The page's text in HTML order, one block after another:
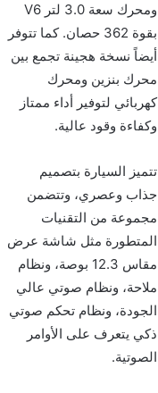
ومحرك سعة 3.0 لتر V6
بقوة 362 حصان. كما تتوفر
أيضاً نسخة هجينة تجمع بين
محرك بنزين ومحرك
كهربائي لتوفير أداء ممتاز
وكفاءة وقود عالية.
تتميز السيارة بتصميم
جذاب وعصري، وتتضمن
مجموعة من التقنيات
المتطورة مثل شاشة عرض
مقاس 12.3 بوصة، ونظام
ملاحة، ونظام صوتي عالي
الجودة، ونظام تحكم صوتي
ذكي يتعرف على الأوامر
الصوتية.